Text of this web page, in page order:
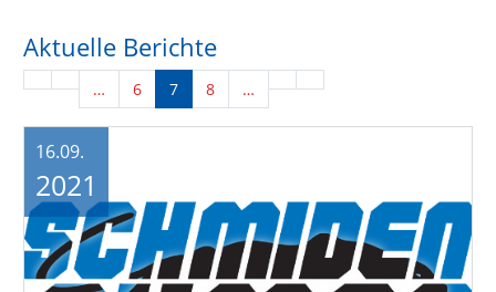
Aktuelle Berichte
… 6 7 8 …
16.09.
2021